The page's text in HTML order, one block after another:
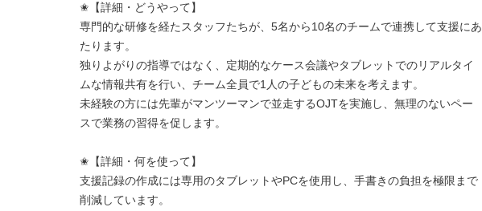
✬【詳細・どうやって】
専門的な研修を経たスタッフたちが、5名から10名のチームで連携して支援にあ
たります。
独りよがりの指導ではなく、定期的なケース会議やタブレットでのリアルタイ
ムな情報共有を行い、チーム全員で1人の子どもの未来を考えます。
未経験の方には先輩がマンツーマンで並走するOJTを実施し、無理のないペー
スで業務の習得を促します。
✬【詳細・何を使って】
支援記録の作成には専用のタブレットやPCを使用し、手書きの負担を極限まで
削減しています。